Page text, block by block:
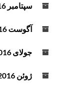
سپتامبر 2016
آگوست 2016
جولای 2016
ژوئن 2016